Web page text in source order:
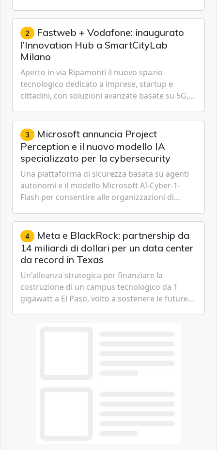
2 Fastweb + Vodafone: inaugurato
l’Innovation Hub a SmartCityLab
Milano
Aperto in via Ripamonti il nuovo spazio
tecnologico dedicato a imprese, startup e
cittadini, con soluzioni avanzate basate su 5G,
Cybersecurity.
3 Microsoft annuncia Project
Perception e il nuovo modello IA
specializzato per la cybersecurity
Una piattaforma di sicurezza basata su agenti
autonomi e il modello Microsoft AI-Cyber-1-
Flash per consentire alle organizzazioni di
gestione continua del rischio.
4 Meta e BlackRock: partnership da
14 miliardi di dollari per un data center
da record in Texas
Un'alleanza strategica per finanziare la
costruzione di un campus tecnologico da 1
gigawatt a El Paso, volto a sostenere le future